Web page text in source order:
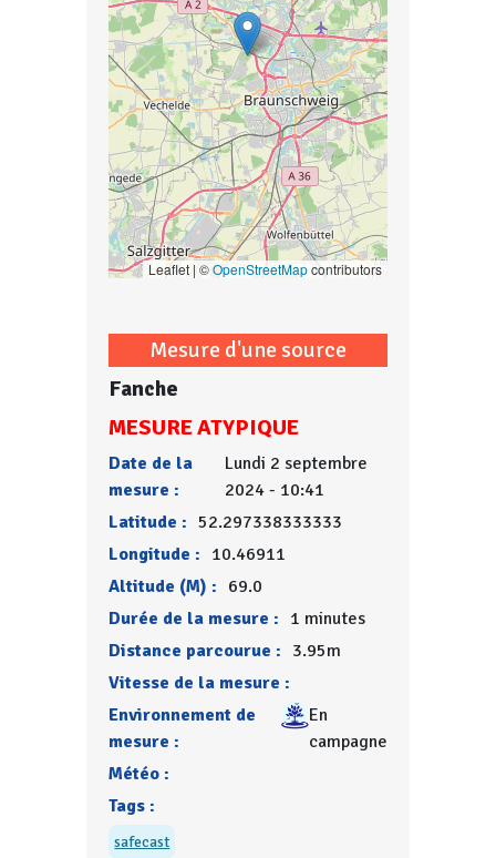
Leaflet | ©OpenStreetMapcontributors
Mesure d'une source
Fanche
MESURE ATYPIQUE
Date de la
mesure :
Lundi 2 septembre
2024 - 10:41
Latitude : 52.297338333333
Longitude : 10.46911
Altitude (M) : 69.0
Durée de la mesure : 1 minutes
Distance parcourue : 3.95m
Vitesse de la mesure :
Environnement de
mesure :
En
campagne
Météo :
Tags :
safecast